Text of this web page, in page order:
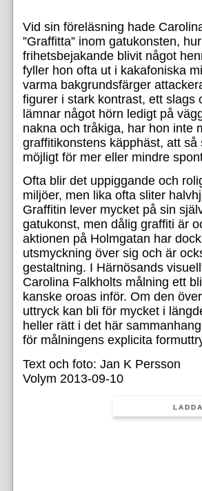
Vid sin föreläsning hade
”Graffitta” inom gatukonsten,
frihetsbejakande blivit något
fyller hon ofta ut i kakafoniska
varma bakgrundsfärger
figurer i stark kontrast, ett slags
lämnar något hörn ledigt på
nakna och tråkiga, har hon inte
graffitikonstens käpphäst, att
möjligt för mer eller mindre
Ofta blir det uppiggande och
miljöer, men lika ofta sliter
Graffitin lever mycket på sin
gatukonst, men dålig graffiti är
aktionen på Holmgatan har
utsmyckning över sig och är
gestaltning. I Härnösands
Carolina Falkholts målning ett
kanske oroas inför. Om den
uttryck kan bli för mycket i
heller rätt i det här
för målningens explicita
Text och foto: Jan K Persson
Volym 2013-09-10